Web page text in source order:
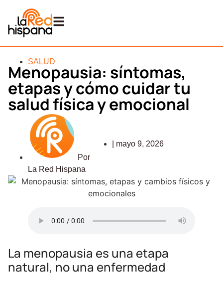
SALUD
Menopausia: síntomas,
etapas y cómo cuidar tu
salud física y emocional
Por
La Red Hispana
mayo 9, 2026
La menopausia es una etapa
natural, no una enfermedad